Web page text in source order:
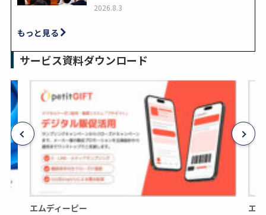
2026.8.3
もっと見る
サービス資料ダウンロード
エムディーピー エ